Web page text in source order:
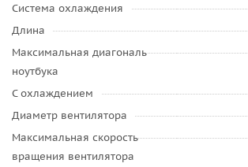
Система охлаждения
Длина
Максимальная диагональ
ноутбука
С охлаждением
Диаметр вентилятора
Максимальная скорость
вращения вентилятора